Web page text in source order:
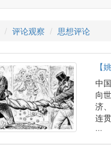
评论观察 思想评论
【
中
向
济
连
···